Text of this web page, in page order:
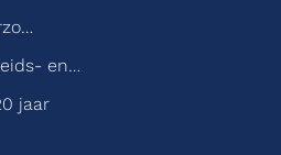
en…
jaar